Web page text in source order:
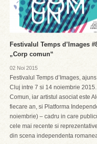
Festivalul Temps d’Images
„Corp comun“
02 Noi 2015
Festivalul Temps d’Images,
Cluj intre 7 si 14 noiembrie
Comun, iar artistul asociat este
fiecare an, si Platforma
noiembrie) – cadru in care
cele mai recente si
din scena independenta